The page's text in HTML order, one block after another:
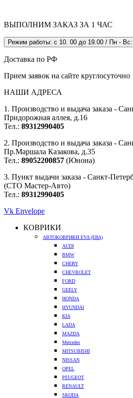
ВЫПОЛНИМ ЗАКАЗ ЗА 1 ЧАС
Режим работы: с 10. 00 до 19.00 / Пн -
Доставка по РФ
Прием заявок на сайте круглосуточно
НАШИ АДРЕСА
1. Производство и выдача заказа -
Придорожная аллея, д.16
Тел.: 89312990405
2. Производство и выдача заказа -
Пр.Маршала Казакова, д.35
Тел.: 89052200857 (Юнона)
3. Пункт выдачи заказа - Санкт-
(СТО Мастер-Авто)
Тел.: 89312990405
Vk Envelope
КОВРИКИ
АВТОКОВРИКИ EVA (ЕВА)
AUDI
BMW
CHERY
CHEVROLET
FORD
GEELY
HONDA
HYUNDAI
KIA
LADA
MAZDA
Mercedes
MITSUBISHI
NISSAN
OPEL
PEUGEOT
RENAULT
SKODA